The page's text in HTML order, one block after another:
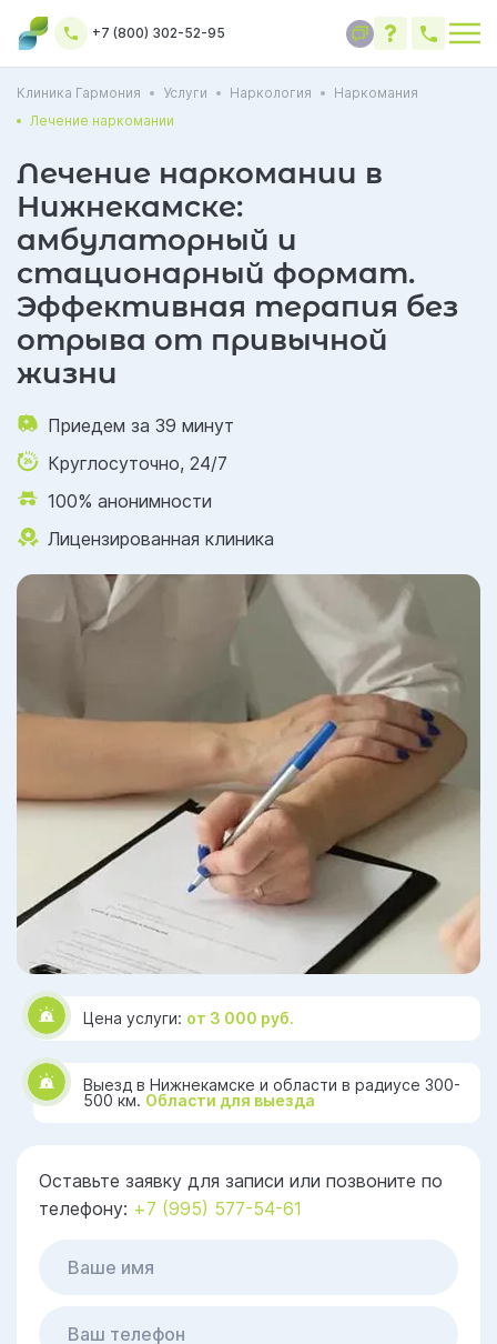
+7 (800) 302-52-95
Клиника Гармония Услуги Наркология
Наркомания
Лечение наркомании
Цена услуги: от 3 000 руб.
Выезд в Нижнекамске и области в радиусе 300-
500 км. Области для выезда
Оставьте заявку для записи или позвоните по
телефону: +7 (995) 577-54-61
Лечение наркомании в
Нижнекамске:
амбулаторный и
стационарный формат.
Эффективная терапия без
отрыва от привычной
жизни
Приедем за 39 минут
Круглосуточно, 24/7
100% анонимности
Лицензированная клиника